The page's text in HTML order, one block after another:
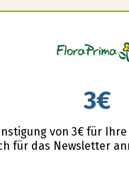
3€
von 3€ für
für das Newsletter